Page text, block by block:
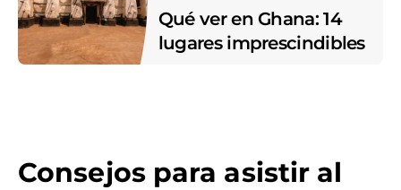
Qué ver en Ghana: 14
lugares imprescindibles
Consejos para asistir al